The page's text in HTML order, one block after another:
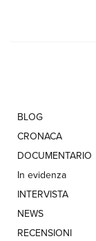
BLOG
CRONACA
DOCUMENTARIO
In evidenza
INTERVISTA
NEWS
RECENSIONI